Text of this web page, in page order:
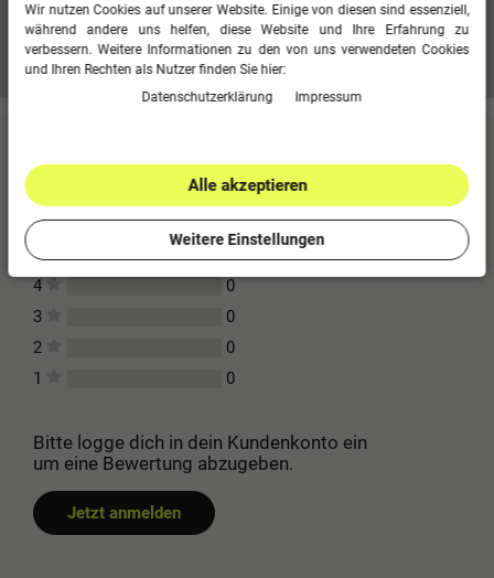
Mehr Informationen zum EU Verantwortlichen »
Für diesen Artikel erfolgte leider noch keine
Kundenbewertung.
5
4
0
3
0
2
0
1
0
Bitte logge dich in dein Kundenkonto ein
um eine Bewertung abzugeben.
Jetzt anmelden
Wir nutzen Cookies auf unserer Website. Einige von diesen sind essenziell,
während andere uns helfen, diese Website und Ihre Erfahrung zu
verbessern. Weitere Informationen zu den von uns verwendeten Cookies
und Ihren Rechten als Nutzer finden Sie hier:
Daten­schutz­erklärung
Impressum
Alle akzeptieren
Weitere Einstellungen